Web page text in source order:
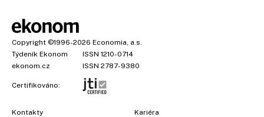
Copyright ©1996-2026 Economia, a.s.
Týdeník Ekonom
ISSN 1210-0714
ekonom.cz
ISSN 2787-9380
Certifikováno:
Kontakty
Kariéra